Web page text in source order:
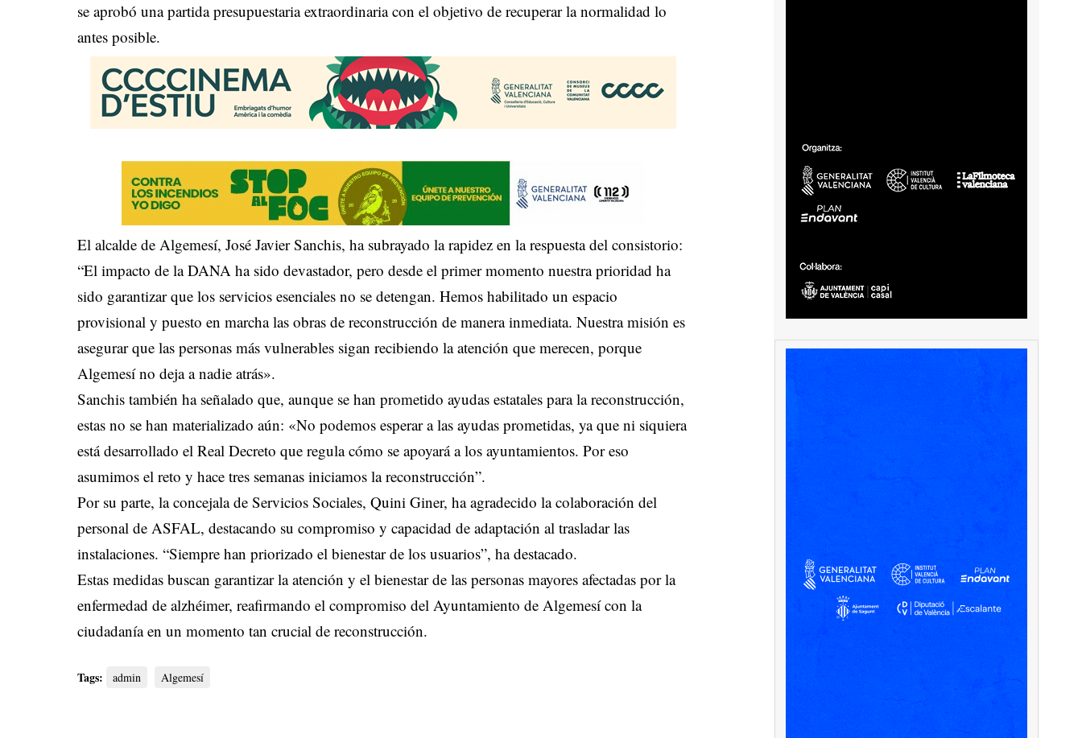
se aprobó una partida presupuestaria extraordinaria con el objetivo de recuperar la normalidad lo
antes posible.
El alcalde de Algemesí, José Javier Sanchis, ha subrayado la rapidez en la respuesta del consistorio:
“El impacto de la DANA ha sido devastador, pero desde el primer momento nuestra prioridad ha
sido garantizar que los servicios esenciales no se detengan. Hemos habilitado un espacio
provisional y puesto en marcha las obras de reconstrucción de manera inmediata. Nuestra misión es
asegurar que las personas más vulnerables sigan recibiendo la atención que merecen, porque
Algemesí no deja a nadie atrás».
Sanchis también ha señalado que, aunque se han prometido ayudas estatales para la reconstrucción,
estas no se han materializado aún: «No podemos esperar a las ayudas prometidas, ya que ni siquiera
está desarrollado el Real Decreto que regula cómo se apoyará a los ayuntamientos. Por eso
asumimos el reto y hace tres semanas iniciamos la reconstrucción”.
Por su parte, la concejala de Servicios Sociales, Quini Giner, ha agradecido la colaboración del
personal de ASFAL, destacando su compromiso y capacidad de adaptación al trasladar las
instalaciones. “Siempre han priorizado el bienestar de los usuarios”, ha destacado.
Estas medidas buscan garantizar la atención y el bienestar de las personas mayores afectadas por la
enfermedad de alzhéimer, reafirmando el compromiso del Ayuntamiento de Algemesí con la
ciudadanía en un momento tan crucial de reconstrucción.
Tags: admin Algemesí